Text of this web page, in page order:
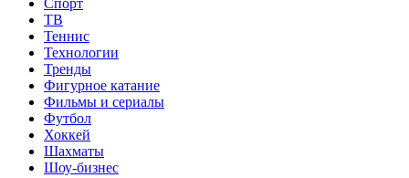
ТВ
Теннис
Технологии
Тренды
Фигурное катание
Фильмы и сериалы
Футбол
Хоккей
Шахматы
Шоу-бизнес